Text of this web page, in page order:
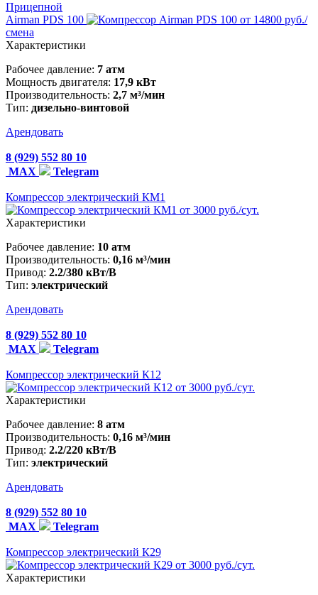
Прицепной
Airman PDS 100
от 14800 руб./
смена
Характеристики
Рабочее давление: 7 атм
Мощность двигателя: 17,9 кВт
Производительность: 2,7 м³/мин
Тип: дизельно-винтовой
Арендовать
8 (929) 552 80 10
MAX
Telegram
Компрессор электрический КМ1
от 3000 руб./сут.
Характеристики
Рабочее давление: 10 атм
Производительность: 0,16 м³/мин
Привод: 2.2/380 кВт/В
Тип: электрический
Арендовать
8 (929) 552 80 10
MAX
Telegram
Компрессор электрический К12
от 3000 руб./сут.
Характеристики
Рабочее давление: 8 атм
Производительность: 0,16 м³/мин
Привод: 2.2/220 кВт/В
Тип: электрический
Арендовать
8 (929) 552 80 10
MAX
Telegram
Компрессор электрический К29
от 3000 руб./сут.
Характеристики